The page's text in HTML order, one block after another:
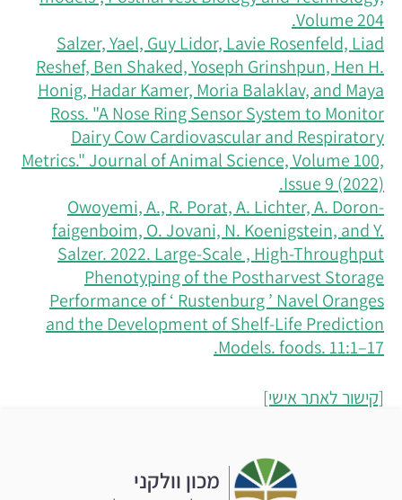
Volume 204.
Salzer, Yael, Guy Lidor, Lavie Rosenfeld, Liad
Reshef, Ben Shaked, Yoseph Grinshpun, Hen H.
Honig, Hadar Kamer, Moria Balaklav, and Maya
Ross. "A Nose Ring Sensor System to Monitor
Dairy Cow Cardiovascular and Respiratory
Metrics." Journal of Animal Science, Volume 100,
Issue 9 (2022).
Owoyemi, A., R. Porat, A. Lichter, A. Doron-
faigenboim, O. Jovani, N. Koenigstein, and Y.
Salzer. 2022. Large-Scale , High-Throughput
Phenotyping of the Postharvest Storage
Performance of ‘ Rustenburg ’ Navel Oranges
and the Development of Shelf-Life Prediction
Models. foods. 11:1–17.
[קישור לאתר אישי]
מכון וולקני